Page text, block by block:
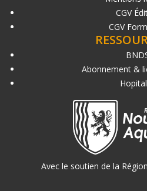
CGV
CGV
Abonnement &
Avec le soutien de la